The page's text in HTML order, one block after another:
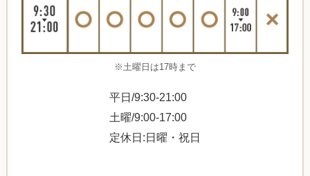
※土曜日は17時まで
平日/9:30-21:00
土曜/9:00-17:00
定休日:日曜・祝日